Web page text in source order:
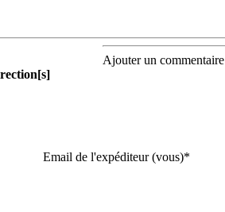
Ajouter un commentaire
Email de l'expéditeur (vous)*